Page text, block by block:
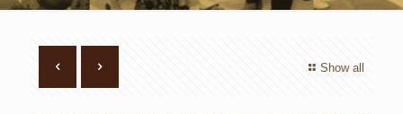
Show all